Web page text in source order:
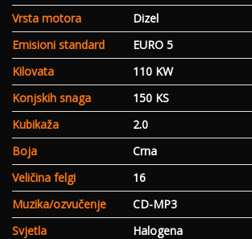
Vrsta motora
Dizel
Emisioni standard
EURO 5
Kilovata
110 KW
Konjskih snaga
150 KS
Kubikaža
2.0
Boja
Crna
Veličina felgi
16
Muzika/ozvučenje
CD-MP3
Svjetla
Halogena